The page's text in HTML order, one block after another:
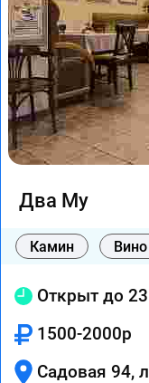
Два Му
Камин
Открыт до
1500-2000р
Садовая 94,